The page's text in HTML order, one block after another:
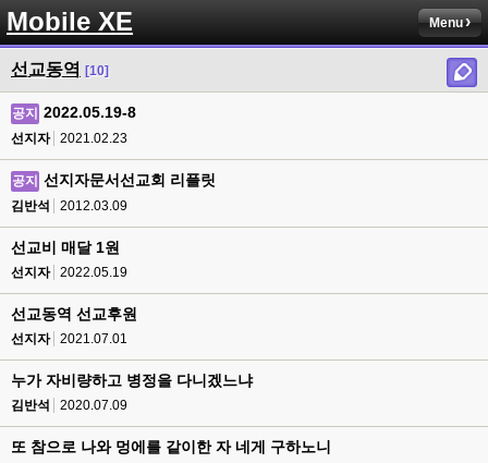
Mobile XE Menu
선교동역 [10]
공지 2022.05.19-8
선지자 2021.02.23
공지 선지자문서선교회 리플릿
김반석 2012.03.09
선교비 매달 1원
선지자 2022.05.19
선교동역 선교후원
선지자 2021.07.01
누가 자비량하고 병정을 다니겠느냐
김반석 2020.07.09
또 참으로 나와 멍에를 같이한 자 네게 구하노니